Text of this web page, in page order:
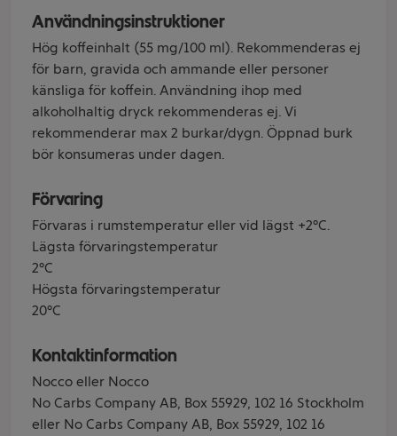
Användningsinstruktioner
Hög koffeinhalt (55 mg/100 ml). Rekommenderas ej
för barn, gravida och ammande eller personer
känsliga för koffein. Användning ihop med
alkoholhaltig dryck rekommenderas ej. Vi
rekommenderar max 2 burkar/dygn. Öppnad burk
bör konsumeras under dagen.
Förvaring
Förvaras i rumstemperatur eller vid lägst +2°C.
Lägsta förvaringstemperatur
2°C
Högsta förvaringstemperatur
20°C
Kontaktinformation
Nocco eller Nocco
No Carbs Company AB, Box 55929, 102 16 Stockholm
eller No Carbs Company AB, Box 55929, 102 16